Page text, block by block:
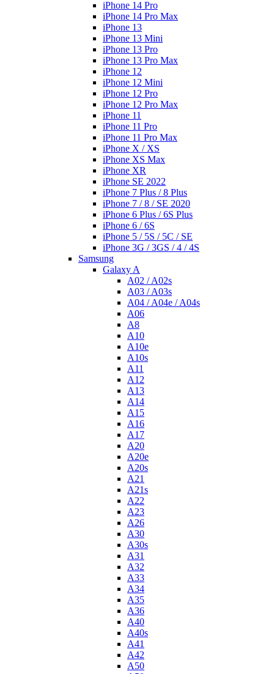
iPhone 14 Pro
iPhone 14 Pro Max
iPhone 13
iPhone 13 Mini
iPhone 13 Pro
iPhone 13 Pro Max
iPhone 12
iPhone 12 Mini
iPhone 12 Pro
iPhone 12 Pro Max
iPhone 11
iPhone 11 Pro
iPhone 11 Pro Max
iPhone X / XS
iPhone XS Max
iPhone XR
iPhone SE 2022
iPhone 7 Plus / 8 Plus
iPhone 7 / 8 / SE 2020
iPhone 6 Plus / 6S Plus
iPhone 6 / 6S
iPhone 5 / 5S / 5C / SE
iPhone 3G / 3GS / 4 / 4S
Samsung
Galaxy A
A02 / A02s
A03 / A03s
A04 / A04e / A04s
A06
A8
A10
A10e
A10s
A11
A12
A13
A14
A15
A16
A17
A20
A20e
A20s
A21
A21s
A22
A23
A26
A30
A30s
A31
A32
A33
A34
A35
A36
A40
A40s
A41
A42
A50